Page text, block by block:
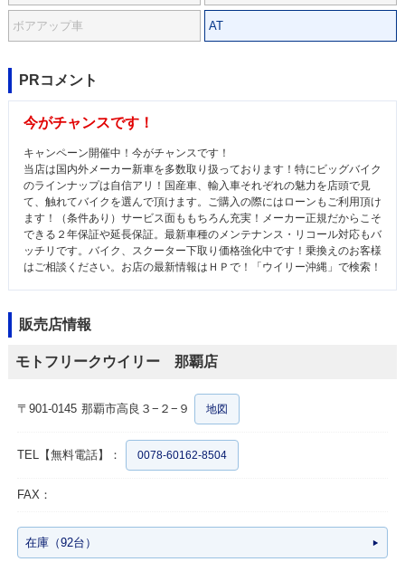
ボアアップ車 AT
PRコメント
今がチャンスです！
キャンペーン開催中！今がチャンスです！
当店は国内外メーカー新車を多数取り扱っております！特にビッグバイク
のラインナップは自信アリ！国産車、輸入車それぞれの魅力を店頭で見
て、触れてバイクを選んで頂けます。ご購入の際にはローンもご利用頂け
ます！（条件あり）サービス面ももちろん充実！メーカー正規だからこそ
できる２年保証や延長保証。最新車種のメンテナンス・リコール対応もバ
ッチリです。バイク、スクーター下取り価格強化中です！乗換えのお客様
はご相談ください。お店の最新情報はＨＰで！「ウイリー沖縄」で検索！
販売店情報
モトフリークウイリー 那覇店
〒901-0145 那覇市高良３−２−９ 地図
TEL【無料電話】： 0078-60162-8504
FAX：
在庫（92台）